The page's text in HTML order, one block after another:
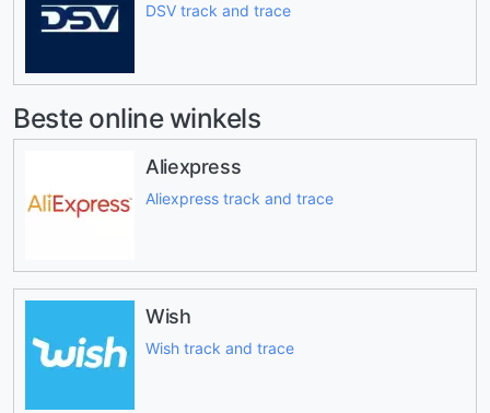
DSV track and trace
Beste online winkels
Aliexpress
Aliexpress track and trace
Wish
Wish track and trace